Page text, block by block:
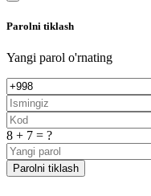
Parolni tiklash
Yangi parol o'rnating
8 + 7 = ?
Parolni tiklash